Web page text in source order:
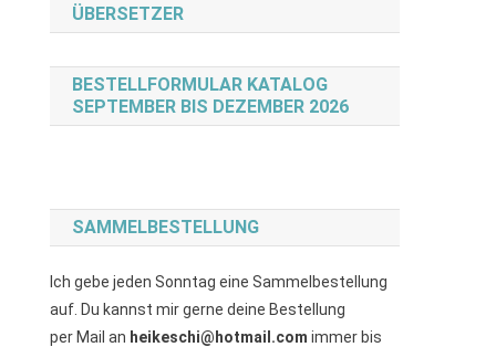
ÜBERSETZER
BESTELLFORMULAR KATALOG
SEPTEMBER BIS DEZEMBER 2026
SAMMELBESTELLUNG
Ich gebe jeden Sonntag eine Sammelbestellung
auf. Du kannst mir gerne deine Bestellung
per Mail an heikeschi@hotmail.com immer bis